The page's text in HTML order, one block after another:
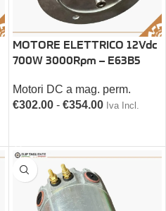
MOTORE ELETTRICO 12Vdc
700W 3000Rpm – E63B5
Motori DC a mag. perm.
€302.00 - €354.00 Iva Incl.